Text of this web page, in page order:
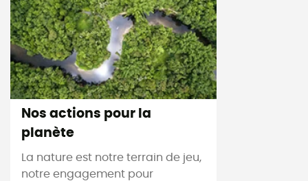
Nos actions pour la
planète
La nature est notre terrain de jeu,
notre engagement pour